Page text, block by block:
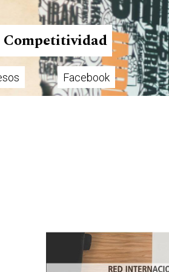
Competitividad
Facebook
Imagen de portada